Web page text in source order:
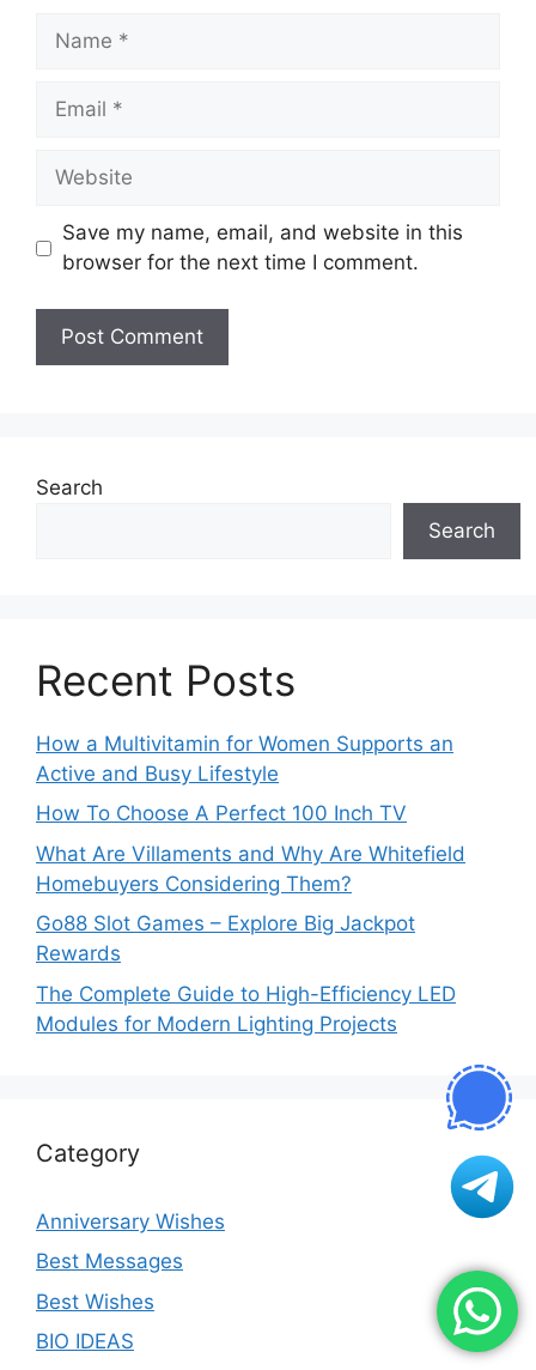
Name
Email
Website
Save my name, email, and website in this
browser for the next time I comment.
Search
Search
Recent Posts
How a Multivitamin for Women Supports an
Active and Busy Lifestyle
How To Choose A Perfect 100 Inch TV
What Are Villaments and Why Are Whitefield
Homebuyers Considering Them?
Go88 Slot Games – Explore Big Jackpot
Rewards
The Complete Guide to High-Efficiency LED
Modules for Modern Lighting Projects
Category
Anniversary Wishes
Best Messages
Best Wishes
BIO IDEAS